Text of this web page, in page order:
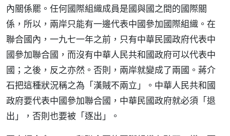
內關係罷。任何國際組織成員是國與國之間的國際關
係，所以，兩岸只能有一邊代表中國參加國際組織。在
聯合國內，一九七一年之前，只有中華民國政府代表中
國參加聯合國，而沒有中華人民共和國政府可以代表中
國；之後，反之亦然。否則，兩岸就變成了兩國。蔣介
石把這種狀況稱之為「漢賊不兩立」。中華人民共和國
政府要代表中國參加聯合國，中華民國政府就必須「退
出」，否則也要被「逐出」。